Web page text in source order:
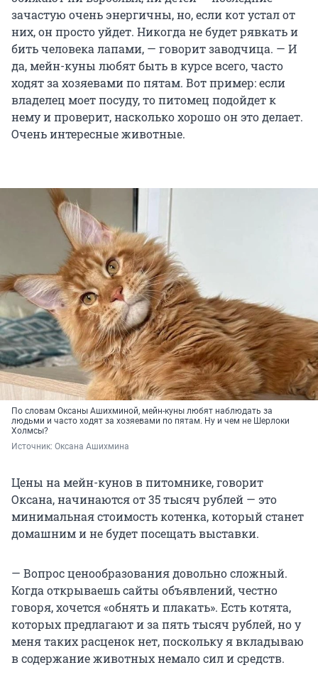
зачастую очень энергичны, но, если кот устал от
них, он просто уйдет. Никогда не будет рявкать и
бить человека лапами, — говорит заводчица. — И
да, мейн-куны любят быть в курсе всего, часто
ходят за хозяевами по пятам. Вот пример: если
владелец моет посуду, то питомец подойдет к
нему и проверит, насколько хорошо он это делает.
Очень интересные животные.
По словам Оксаны Ашихминой, мейн-куны любят наблюдать за
людьми и часто ходят за хозяевами по пятам. Ну и чем не Шерлоки
Холмсы?
Источник: Оксана Ашихмина
Цены на мейн-кунов в питомнике, говорит
Оксана, начинаются от 35 тысяч рублей — это
минимальная стоимость котенка, который станет
домашним и не будет посещать выставки.
— Вопрос ценообразования довольно сложный.
Когда открываешь сайты объявлений, честно
говоря, хочется «обнять и плакать». Есть котята,
которых предлагают и за пять тысяч рублей, но у
меня таких расценок нет, поскольку я вкладываю
в содержание животных немало сил и средств.